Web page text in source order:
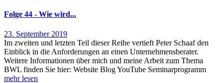
Folge 44 - Wie wird...
23. September 2019
Im zweiten und letzten Teil dieser Reihe vertieft Peter Schaaf den
Einblick in die Anforderungen an einen Unternehmensberater.
Weitere Informationen über mich und meine Arbeit zum Thema
BWL finden Sie hier: Website Blog YouTube Seminarprogramm
mehr lesen